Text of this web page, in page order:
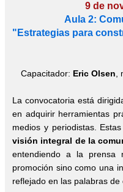
9 de
Aula 2:
"Estrategias para
Capacitador: Eric Olsen
La convocatoria está
en adquirir herramientas
medios y periodistas.
visión integral de la
entendiendo a la prensa
promoción sino como una
reflejado en las palabras de